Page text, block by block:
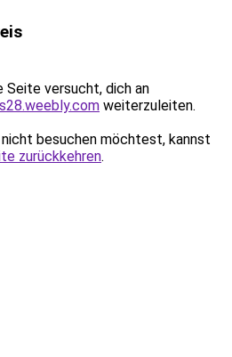
Seite versucht, dich an
weiterzuleiten.
besuchen möchtest, kannst
zurückkehren.